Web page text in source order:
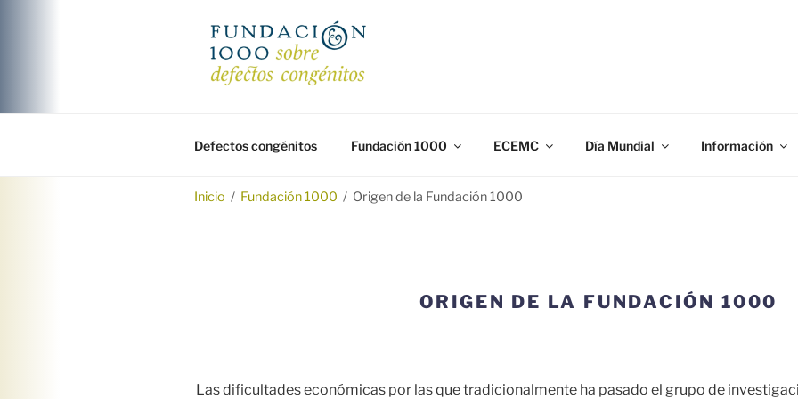
Defectos congénitos Fundación 1000 ECEMC Día Mundial Información
Inicio / Fundación 1000 / Origen de la Fundación 1000
ORIGEN DE LA FUNDACIÓN 1000
Las dificultades económicas por las que tradicionalmente ha pasado el grupo de